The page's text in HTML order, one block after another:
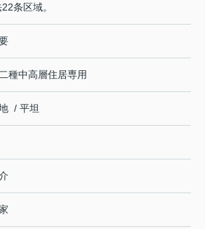
条区域。
種中高層住居専用
/ 平坦